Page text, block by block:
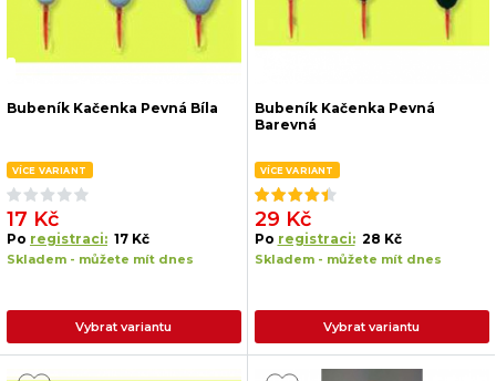
Bubeník Kačenka Pevná Bíla
VÍCE VARIANT
17 Kč
Po registraci: 17 Kč
Skladem - můžete mít dnes
Vybrat variantu
Bubeník Kačenka Pevná
Barevná
VÍCE VARIANT
29 Kč
Po registraci: 28 Kč
Skladem - můžete mít dnes
Vybrat variantu